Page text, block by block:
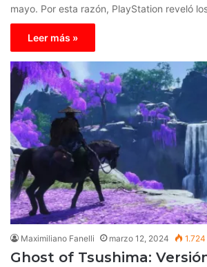
mayo. Por esta razón, PlayStation reveló
Leer más »
Maximiliano Fanelli marzo 12, 2024 1.724
Ghost of Tsushima: